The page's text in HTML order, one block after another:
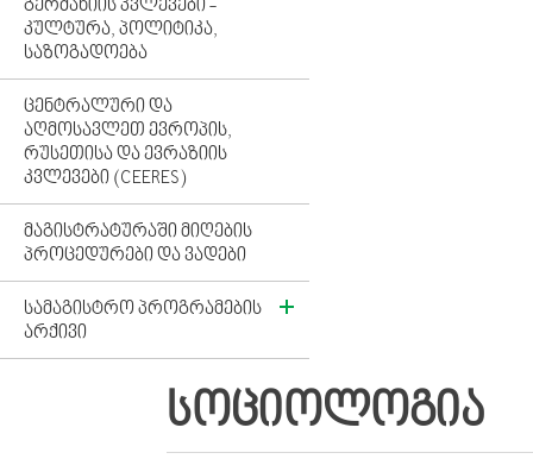
ᲒᲔᲠᲛᲐᲜᲘᲘᲡ ᲙᲕᲚᲔᲕᲔᲑᲘ -
ᲙᲣᲚᲢᲣᲠᲐ, ᲞᲝᲚᲘᲢᲘᲙᲐ,
ᲡᲐᲖᲝᲒᲐᲓᲝᲔᲑᲐ
ᲪᲔᲜᲢᲠᲐᲚᲣᲠᲘ ᲓᲐ
ᲐᲦᲛᲝᲡᲐᲕᲚᲔᲗ ᲔᲕᲠᲝᲞᲘᲡ,
ᲠᲣᲡᲔᲗᲘᲡᲐ ᲓᲐ ᲔᲕᲠᲐᲖᲘᲘᲡ
ᲙᲕᲚᲔᲕᲔᲑᲘ (CEERES)
ᲛᲐᲒᲘᲡᲢᲠᲐᲢᲣᲠᲐᲨᲘ ᲛᲘᲦᲔᲑᲘᲡ
ᲞᲠᲝᲪᲔᲓᲣᲠᲔᲑᲘ ᲓᲐ ᲕᲐᲓᲔᲑᲘ
ᲡᲐᲛᲐᲒᲘᲡᲢᲠᲝ ᲞᲠᲝᲒᲠᲐᲛᲔᲑᲘᲡ
ᲐᲠᲥᲘᲕᲘ
ᲡᲝᲪᲘᲝᲚᲝᲒᲘᲐ